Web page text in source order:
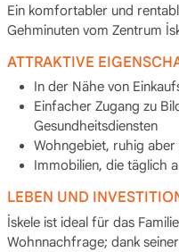
Ein komfortabler und
Gehminuten vom Zentrum
ATTRAKTIVE
In der Nähe von
Einfacher Zugang zu
Gesundheitsdiensten
Wohngebiet, ruhig
Immobilien, die täglich
LEBEN UND
İskele ist ideal für das
Wohnnachfrage; dank